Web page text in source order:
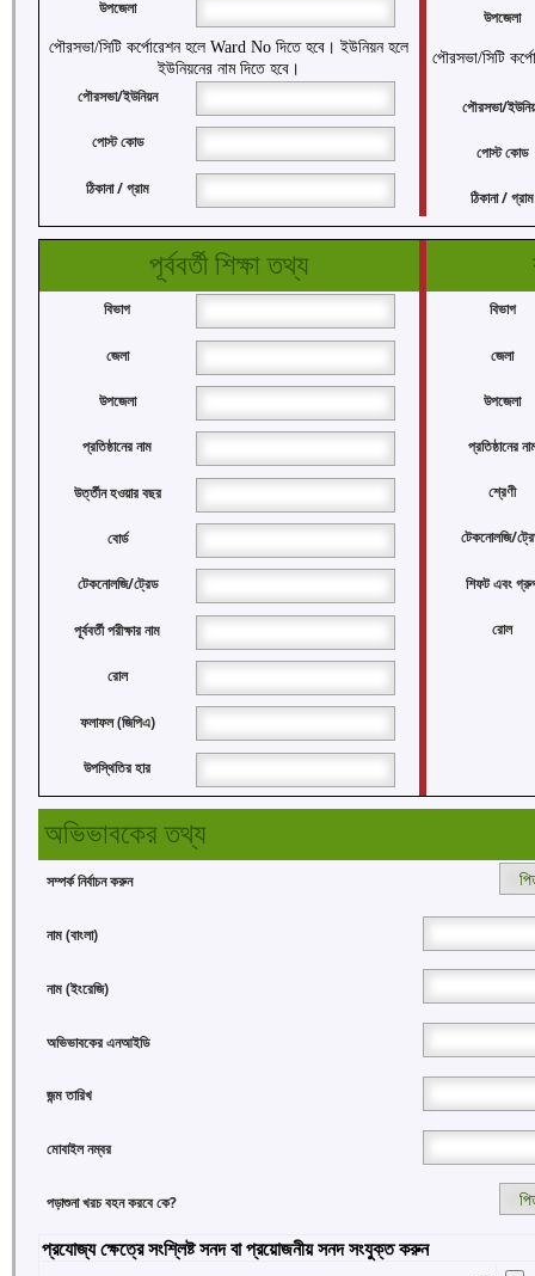
উপজেলা
পৌরসভা/সিটি কর্পোরেশন হলে Ward No দিতে হবে। ইউনিয়ন হলে
ইউনিয়নের নাম দিতে হবে।
পৌরসভা/ইউনিয়ন
পোস্ট কোড
ঠিকানা / গ্রাম
উপজেলা
পৌরসভা/সিটি
পৌরসভা/
পোস্ট কোড
ঠিকানা / গ্রাম
পূর্ববর্তী শিক্ষা তথ্য
বিভাগ
জেলা
উপজেলা
প্রতিষ্ঠানের নাম
উর্ত্তীন হওয়ার বছর
বোর্ড
টেকনোলজি/ট্রেড
পূর্ববর্তী পরীক্ষার নাম
রোল
ফলাফল (জিপিএ)
উপস্থিতির হার
বিভাগ
জেলা
উপজেলা
প্রতিষ্ঠানের
শ্রেণী
টেকনোলজি/
শিফট এবং
রোল
অভিভাবকের তথ্য
সম্পর্ক নির্বাচন করুন
নাম (বাংলা)
নাম (ইংরেজি)
অভিভাবকের এনআইডি
জন্ম তারিখ
মোবাইল নম্বর
পড়াশুনা খরচ বহন করবে কে?
প্রযোজ্য ক্ষেত্রে সংশ্লিষ্ট সনদ বা প্রয়োজনীয় সনদ সংযুক্ত করুন